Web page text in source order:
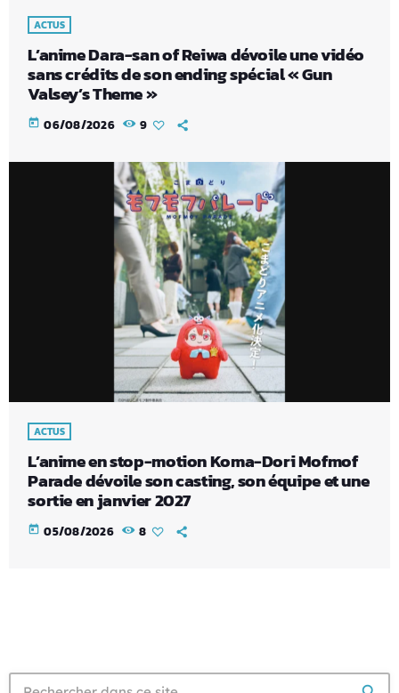
ACTUS
L’anime Dara-san of Reiwa dévoile une vidéo
sans crédits de son ending spécial « Gun
Valsey’s Theme »
today 06/08/2026 9
ACTUS
L’anime en stop-motion Koma-Dori Mofmof
Parade dévoile son casting, son équipe et une
sortie en janvier 2027
today 05/08/2026 8